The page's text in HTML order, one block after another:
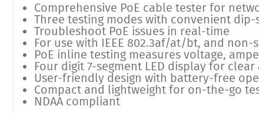
Comprehensive PoE cable tester for
Three testing modes with convenient dip-
Troubleshoot PoE issues in real-time
For use with IEEE 802.3af/at/bt, and non-
PoE inline testing measures voltage,
Four digit 7-segment LED display for
User-friendly design with battery-free
Compact and lightweight for on-the-go
NDAA compliant